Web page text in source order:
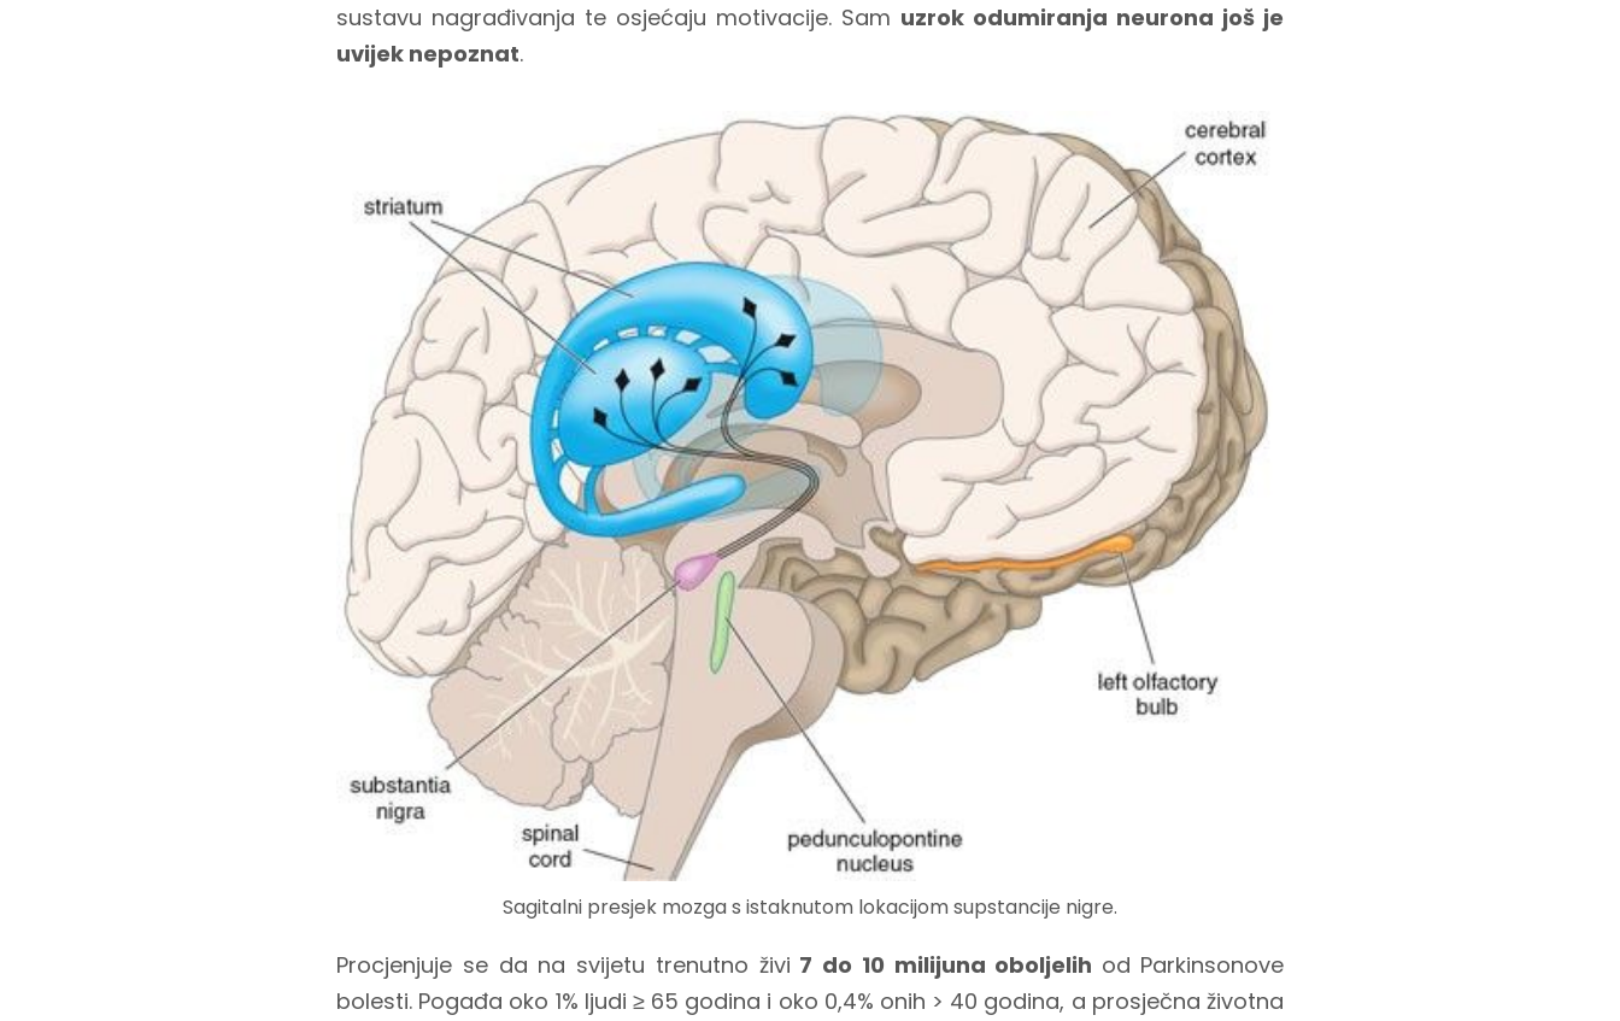
sustavu nagrađivanja te osjećaju motivacije. Sam uzrok odumiranja neurona još je
uvijek nepoznat.
Sagitalni presjek mozga s istaknutom lokacijom supstancije nigre.
Procjenjuje se da na svijetu trenutno živi 7 do 10 milijuna oboljelih od Parkinsonove
bolesti. Pogađa oko 1% ljudi ≥ 65 godina i oko 0,4% onih > 40 godina, a prosječna životna